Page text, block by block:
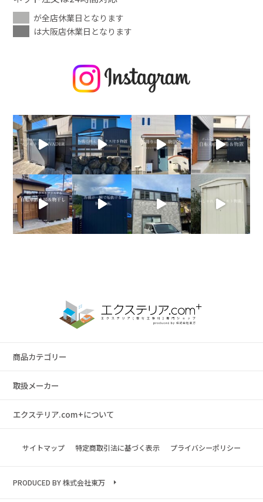
が全店休業日となります
は大阪店休業日となります
商品カテゴリー
取扱メーカー
エクステリア.com+について
サイトマップ 特定商取引法に基づく表示 プライバシーポリシー
PRODUCED BY 株式会社東万